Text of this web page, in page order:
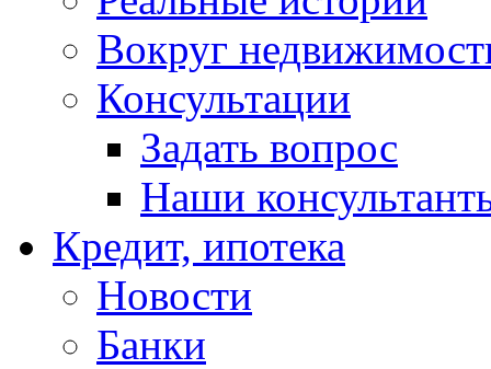
Вокруг
Консультации
Задать вопрос
Наши
Кредит, ипотека
Новости
Банки